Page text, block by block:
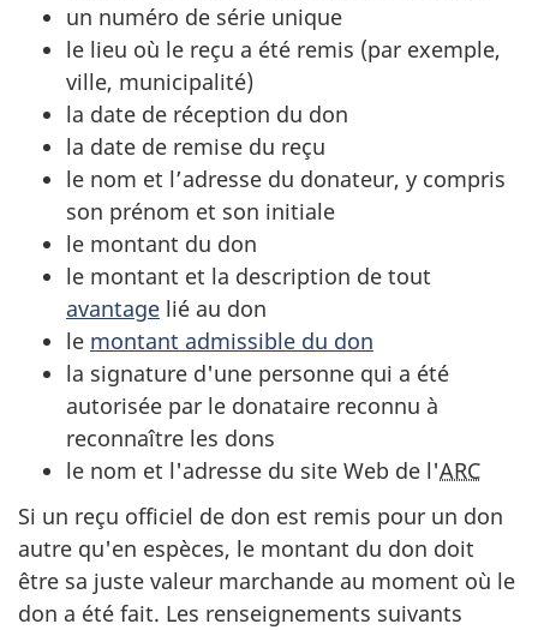
un numéro de série unique
le lieu où le reçu a été remis (par exemple,
ville, municipalité)
la date de réception du don
la date de remise du reçu
le nom et l’adresse du donateur, y compris
son prénom et son initiale
le montant du don
le montant et la description de tout
avantage lié au don
le montant admissible du don
la signature d'une personne qui a été
autorisée par le donataire reconnu à
reconnaître les dons
le nom et l'adresse du site Web de l'ARC
Si un reçu officiel de don est remis pour un don
autre qu'en espèces, le montant du don doit
être sa juste valeur marchande au moment où le
don a été fait. Les renseignements suivants